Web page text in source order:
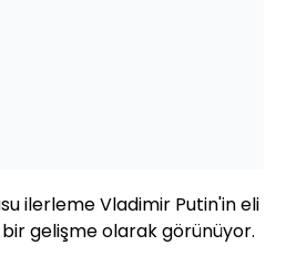
ilerleme Vladimir Putin'in eli
gelişme olarak görünüyor.